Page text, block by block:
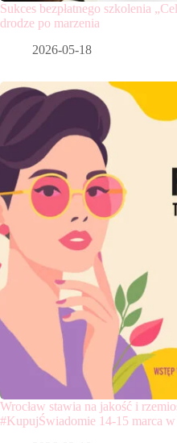
Sukces bezpłatnego szkolenia
drodze po marzenia
2026-05-18
Wrocław stawia na jakość i
#KupujŚwiadomie 14-15 marca w